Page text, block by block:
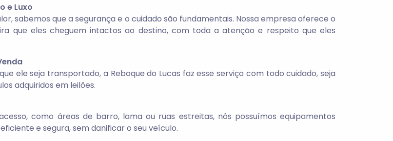
e Luxo
sabemos que a segurança e o cuidado são fundamentais. Nossa empresa oferece o
que eles cheguem intactos ao destino, com toda a atenção e respeito que eles
ele seja transportado, a Reboque do Lucas faz esse serviço com todo cuidado, seja
adquiridos em leilões.
como áreas de barro, lama ou ruas estreitas, nós possuímos equipamentos
e segura, sem danificar o seu veículo.